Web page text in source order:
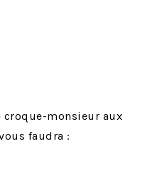
croque-monsieur aux
faudra :